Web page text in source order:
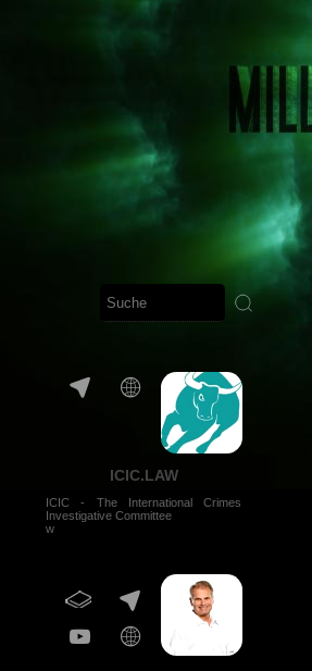
ICIC.LAW
ICIC - The International Crimes
Investigative Committee
w